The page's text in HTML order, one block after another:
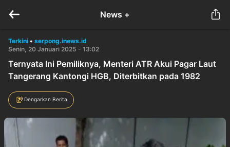
News +
Terkini • serpong.inews.id
Senin, 20 Januari 2025 - 13:02
Ternyata Ini Pemiliknya, Menteri ATR Akui Pagar Laut
Tangerang Kantongi HGB, Diterbitkan pada 1982
Dengarkan Berita